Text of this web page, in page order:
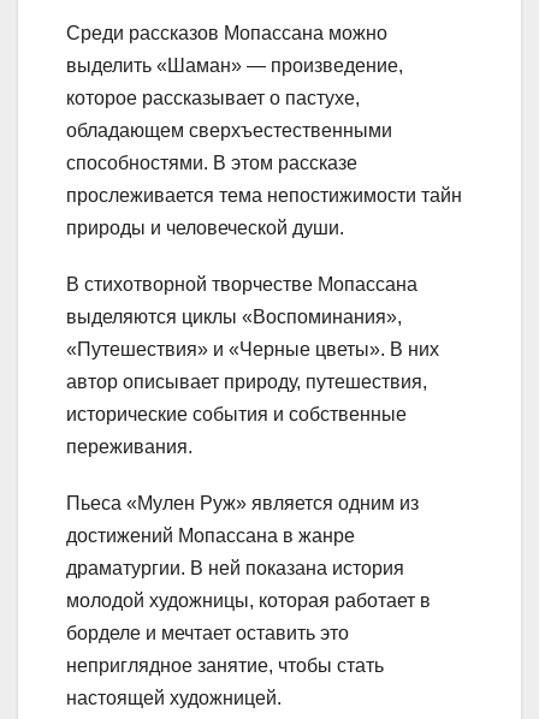
Среди рассказов Мопассана можно
выделить «Шаман» — произведение,
которое рассказывает о пастухе,
обладающем сверхъестественными
способностями. В этом рассказе
прослеживается тема непостижимости тайн
природы и человеческой души.
В стихотворной творчестве Мопассана
выделяются циклы «Воспоминания»,
«Путешествия» и «Черные цветы». В них
автор описывает природу, путешествия,
исторические события и собственные
переживания.
Пьеса «Мулен Руж» является одним из
достижений Мопассана в жанре
драматургии. В ней показана история
молодой художницы, которая работает в
борделе и мечтает оставить это
неприглядное занятие, чтобы стать
настоящей художницей.